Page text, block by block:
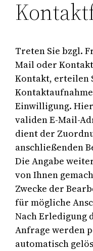
Treten Sie bzgl.
Mail oder
Kontakt, erteilen
Einwilligung.
validen E-Mail-
dient der
anschließenden
Die Angabe
von Ihnen
Zwecke der
für mögliche
Nach Erledigung
Anfrage werden
automatisch